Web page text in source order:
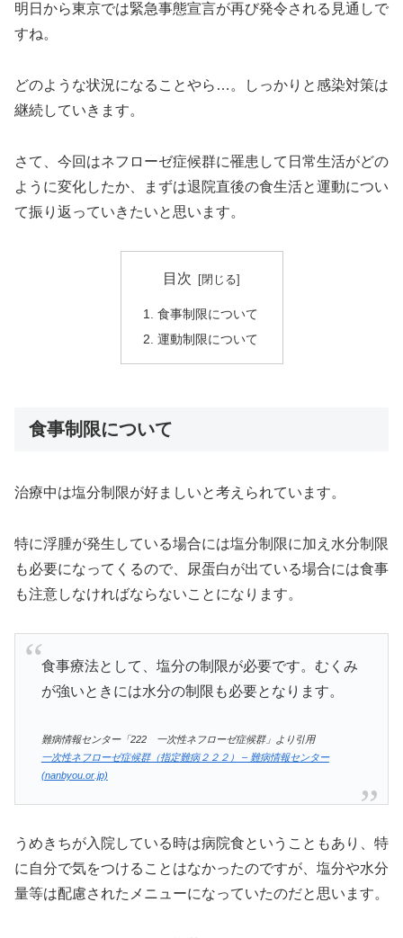
明日から東京では緊急事態宣言が再び発令される見通しで
すね。
どのような状況になることやら…。しっかりと感染対策は
継続していきます。
さて、今回はネフローゼ症候群に罹患して日常生活がどの
ように変化したか、まずは退院直後の食生活と運動につい
て振り返っていきたいと思います。
目次
食事制限について
運動制限について
食事制限について
治療中は塩分制限が好ましいと考えられています。
特に浮腫が発生している場合には塩分制限に加え水分制限
も必要になってくるので、尿蛋白が出ている場合には食事
も注意しなければならないことになります。
食事療法として、塩分の制限が必要です。むくみ
が強いときには水分の制限も必要となります。
難病情報センター「222 一次性ネフローゼ症候群」より引用
一次性ネフローゼ症候群（指定難病２２２） – 難病情報センター
(nanbyou.or.jp)
うめきちが入院している時は病院食ということもあり、特
に自分で気をつけることはなかったのですが、塩分や水分
量等は配慮されたメニューになっていたのだと思います。